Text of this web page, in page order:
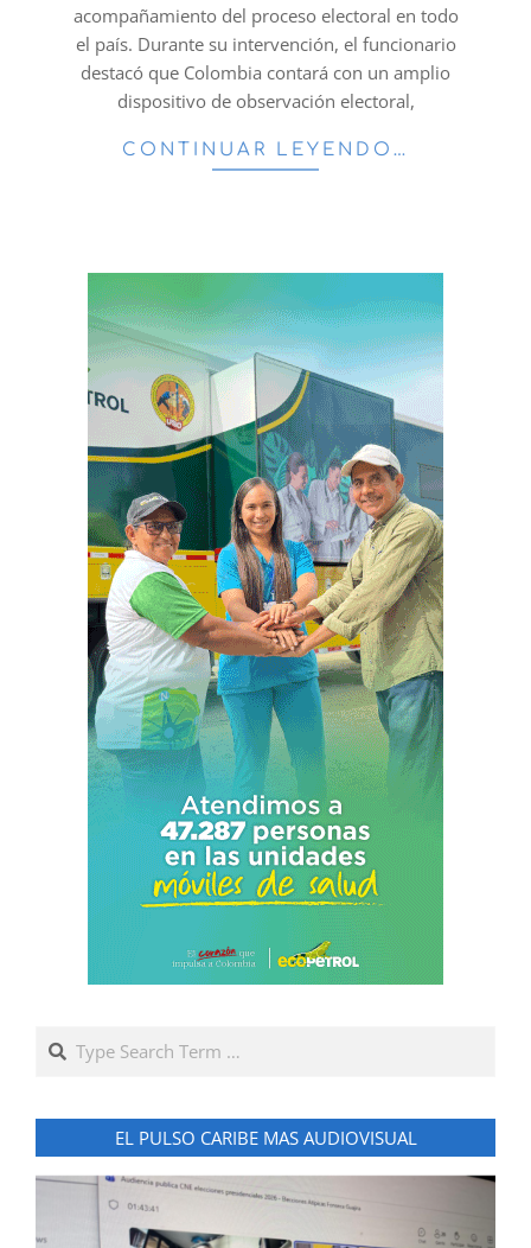
acompañamiento del proceso electoral en todo
el país. Durante su intervención, el funcionario
destacó que Colombia contará con un amplio
dispositivo de observación electoral,
CONTINUAR LEYENDO…
Search
EL PULSO CARIBE MAS AUDIOVISUAL